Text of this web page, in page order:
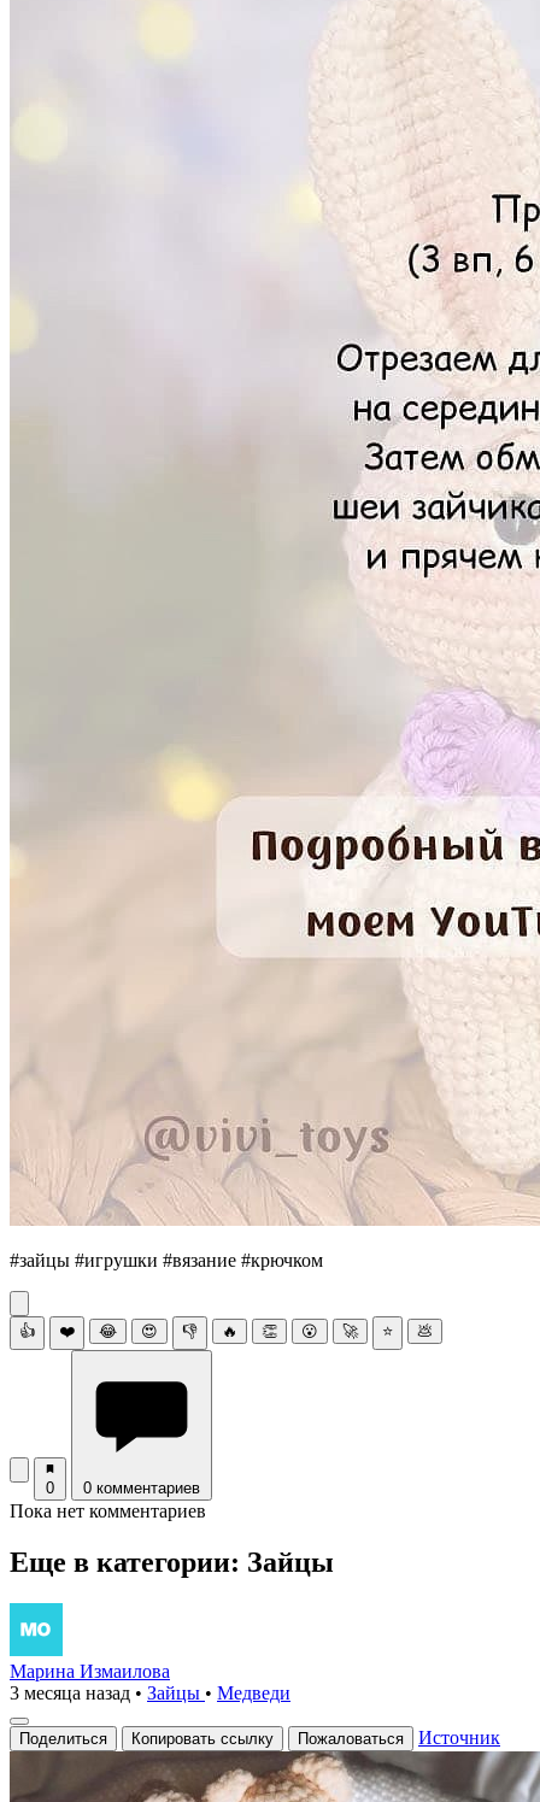
#зайцы #игрушки #вязание #крючком
👍 ❤️ 😂 😍 👎 🔥 👏 😮 🚀 ⭐ 💩
0 0 комментариев
Пока нет комментариев
Еще в категории: Зайцы
Марина Измаилова
3 месяца назад • Зайцы • Медведи
Поделиться Копировать ссылку Пожаловаться Источник